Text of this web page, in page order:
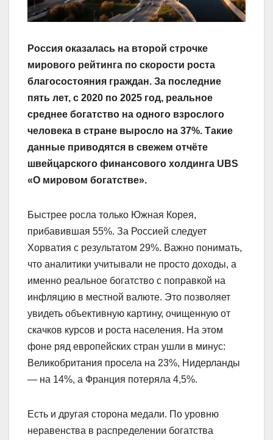
Россия оказалась на второй строчке
мирового рейтинга по скорости роста
благосостояния граждан. За последние
пять лет, с 2020 по 2025 год, реальное
среднее богатство на одного взрослого
человека в стране выросло на 37%. Такие
данные приводятся в свежем отчёте
швейцарского финансового холдинга UBS
«О мировом богатстве».
Быстрее росла только Южная Корея,
прибавившая 55%. За Россией следует
Хорватия с результатом 29%. Важно понимать,
что аналитики учитывали не просто доходы, а
именно реальное богатство с поправкой на
инфляцию в местной валюте. Это позволяет
увидеть объективную картину, очищенную от
скачков курсов и роста населения. На этом
фоне ряд европейских стран ушли в минус:
Великобритания просела на 23%, Нидерланды
— на 14%, а Франция потеряла 4,5%.
Есть и другая сторона медали. По уровню
неравенства в распределении богатства